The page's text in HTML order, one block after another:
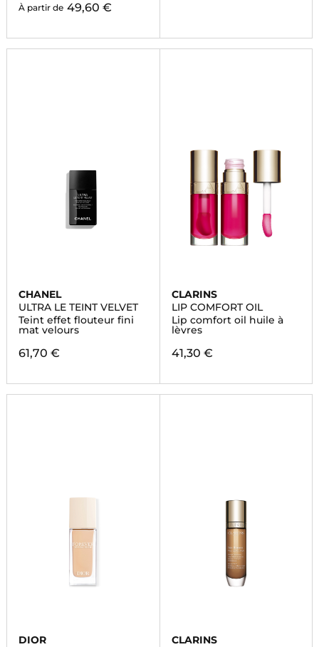
À partir de 49,60 €
CHANEL
ULTRA LE TEINT VELVET
Teint effet flouteur fini
mat velours
61,70 €
CLARINS
LIP COMFORT OIL
Lip comfort oil huile à
lèvres
41,30 €
DIOR
CLARINS